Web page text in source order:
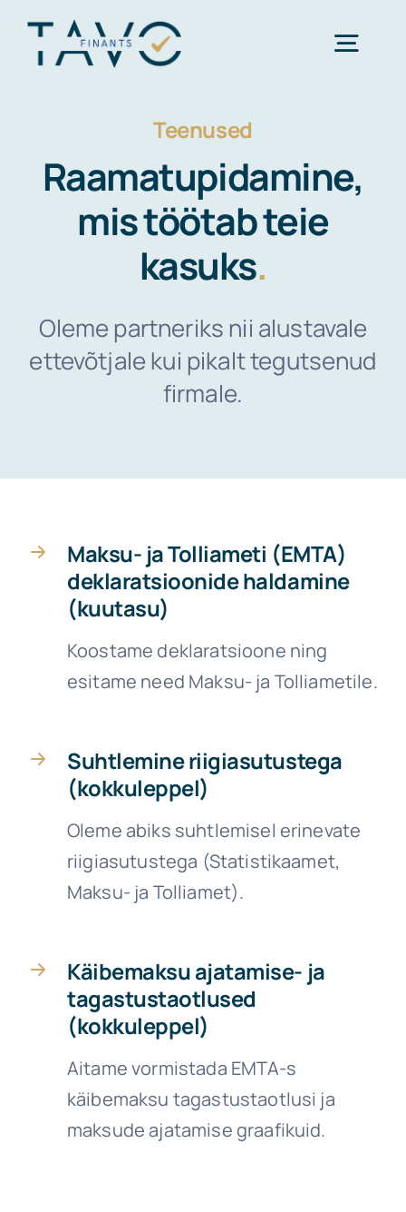
Avaleht
Teenused
Kontakt
Teenused
Raamatupidamine,
mis töötab teie
kasuks.
Oleme partneriks nii alustavale
ettevõtjale kui pikalt tegutsenud
firmale.
Maksu- ja Tolliameti (EMTA)
deklaratsioonide haldamine
(kuutasu)
Koostame deklaratsioone ning
esitame need Maksu- ja Tolliametile.
Suhtlemine riigiasutustega
(kokkuleppel)
Oleme abiks suhtlemisel erinevate
riigiasutustega (Statistikaamet,
Maksu- ja Tolliamet).
Käibemaksu ajatamise- ja
tagastustaotlused
(kokkuleppel)
Aitame vormistada EMTA-s
käibemaksu tagastustaotlusi ja
maksude ajatamise graafikuid.